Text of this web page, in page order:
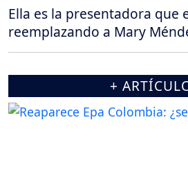
Ella es la presentadora que
reemplazando a Mary
+